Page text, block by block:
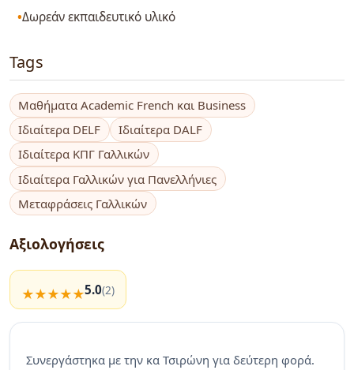
Δωρεάν εκπαιδευτικό υλικό
Tags
Μαθήματα Academic French και Business
Ιδιαίτερα DELF
Ιδιαίτερα DALF
Ιδιαίτερα ΚΠΓ Γαλλικών
Ιδιαίτερα Γαλλικών για Πανελλήνιες
Μεταφράσεις Γαλλικών
Αξιολογήσεις
5.0(2)
Συνεργάστηκα με την κα Τσιρώνη για δεύτερη φορά.